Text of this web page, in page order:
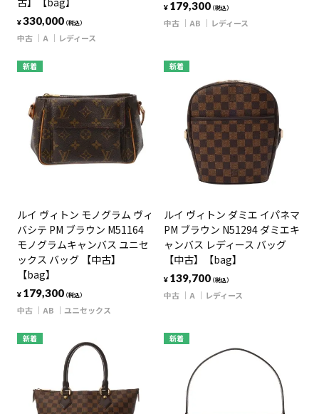
¥330,000（税込）
中古 A レディース
¥ 179,300（税込）
中古 AB レディース
新着
ルイ ヴィトン モノグラム ヴィ
バシテ PM ブラウン M51164
モノグラムキャンバス ユニセ
ックス バッグ 【中古】
【bag】
¥ 179,300（税込）
中古 AB ユニセックス
新着
ルイ ヴィトン ダミエ イパネマ
PM ブラウン N51294 ダミエキ
ャンバス レディース バッグ
【中古】【bag】
¥ 139,700（税込）
中古 A レディース
新着 新着